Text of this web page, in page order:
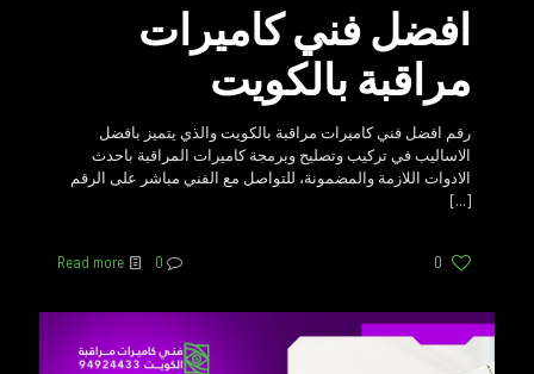
افضل فني كاميرات
مراقبة بالكويت
رقم افضل فني كاميرات مراقبة بالكويت والذي يتميز بافضل
الاساليب في تركيب وتصليح وبرمجة كاميرات المراقبة باحدث
الادوات اللازمة والمضمونة، للتواصل مع الفني مباشر على الرقم
[…]
0
0
Read more